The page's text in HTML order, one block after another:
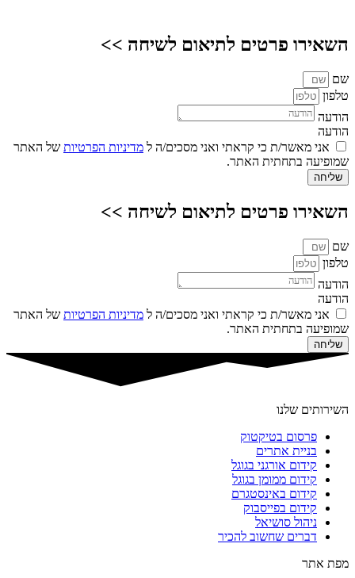
השאירו פרטים לתיאום לשיחה >>
שם
טלפון
הודעה
הודעה
אני מאשר/ת כי קראתי ואני מסכים/ה ל מדיניות הפרטיות של האתר
שמופיעה בתחתית האתר.
שליחה
השאירו פרטים לתיאום לשיחה >>
שם
טלפון
הודעה
הודעה
אני מאשר/ת כי קראתי ואני מסכים/ה ל מדיניות הפרטיות של האתר
שמופיעה בתחתית האתר.
שליחה
השירותים שלנו
פרסום בטיקטוק
בניית אתרים
קידום אורגני בגוגל
קידום ממומן בגוגל
קידום באינסטגרם
קידום בפייסבוק
ניהול סושיאל
דברים שחשוב להכיר
מפת אתר